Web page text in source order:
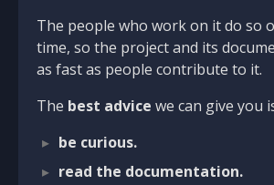
The people who work on it do so
time, so the project and its
as fast as people contribute to it.
The best advice we can give you
be curious.
read the documentation.